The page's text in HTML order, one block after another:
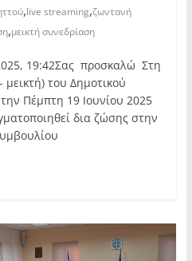
,live streaming,ζωντανή
,μεικτή συνεδρίαση
19:42Σας προσκαλώ Στη
του Δημοτικού
Πέμπτη 19 Ιουνίου 2025
δια ζώσης στην